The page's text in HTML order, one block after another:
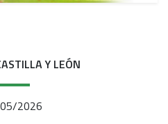
Y LEÓN
2026